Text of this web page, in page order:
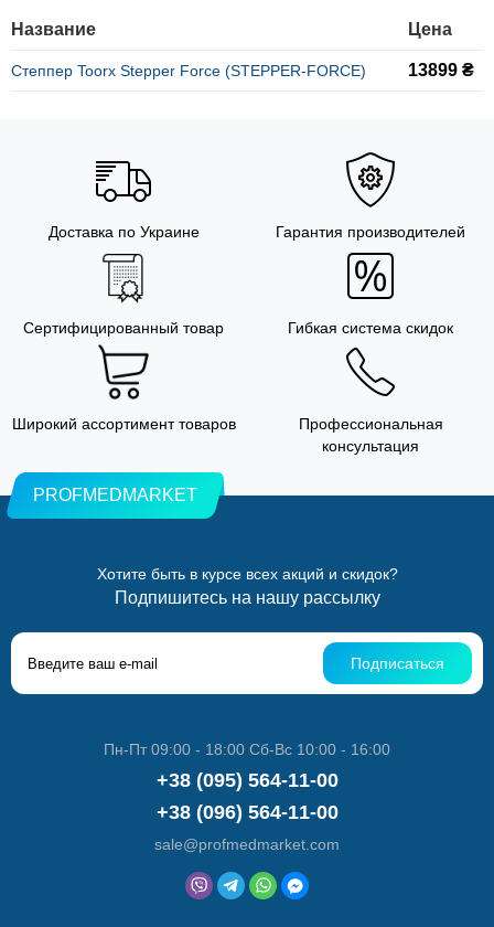
Название Цена
Степпер Toorx Stepper Force (STEPPER-FORCE) 13899 ₴
Доставка по Украине Гарантия производителей
Сертифицированный товар Гибкая система скидок
Широкий ассортимент товаров
Профессиональная
консультация
PROFMEDMARKET
Хотите быть в курсе всех акций и скидок?
Подпишитесь на нашу рассылку
Подписаться
Пн-Пт 09:00 - 18:00 Сб-Вс 10:00 - 16:00
+38 (095) 564-11-00
+38 (096) 564-11-00
sale@profmedmarket.com